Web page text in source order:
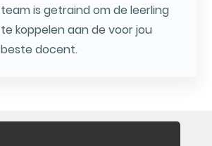
team is getraind om de leerling
te koppelen aan de voor jou
beste docent.